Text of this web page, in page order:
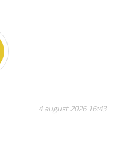
4 august 2026 16:43